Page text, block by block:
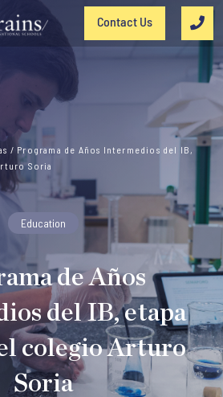
Contact Us
/ Programa de Años Intermedios del IB,
Soria
Education
de Años
del IB, etapa
colegio Arturo
Soria